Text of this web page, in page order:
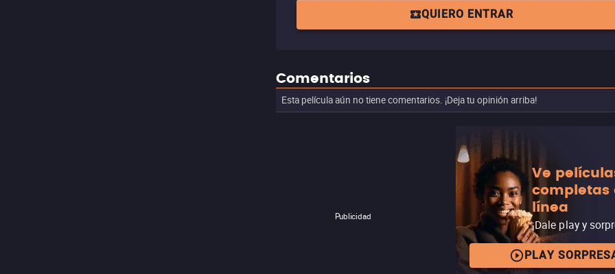
QUIERO ENTRAR
Comentarios
Esta película aún no tiene comentarios. ¡Deja tu opinión arriba!
Publicidad
Ve
completas
línea
¡Dale play y
PLAY